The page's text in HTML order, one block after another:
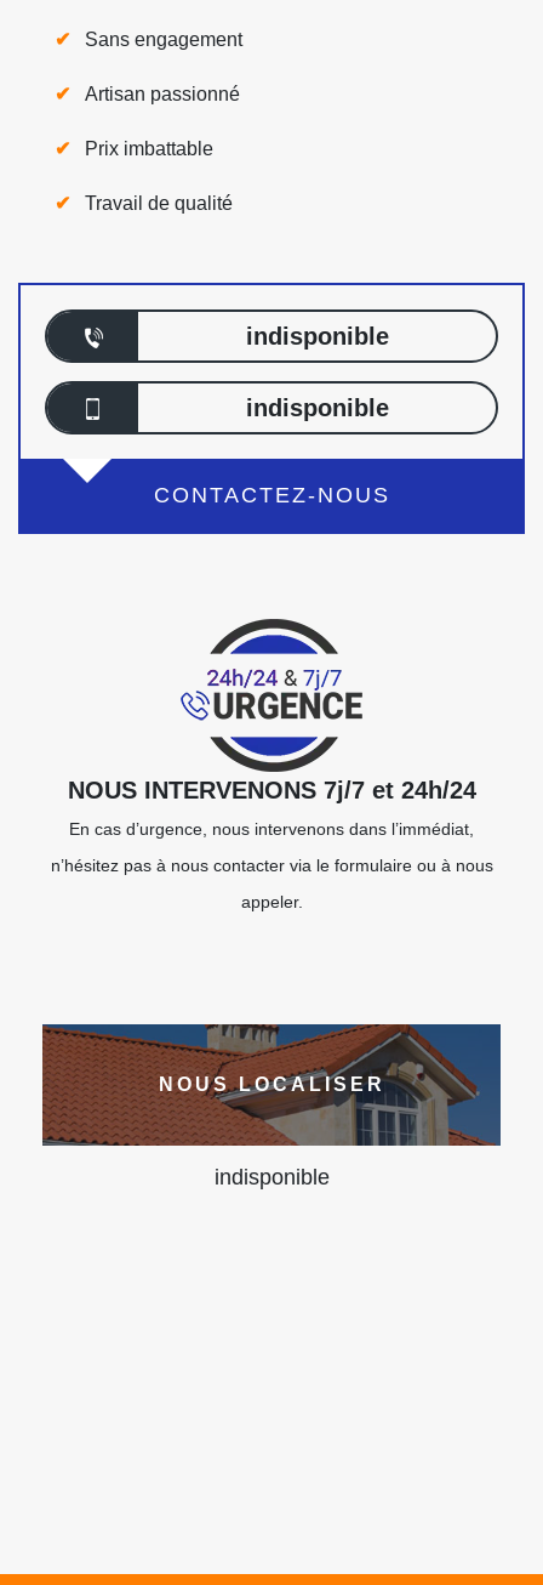
Sans engagement
Artisan passionné
Prix imbattable
Travail de qualité
indisponible
indisponible
CONTACTEZ-NOUS
NOUS INTERVENONS 7j/7 et 24h/24
En cas d’urgence, nous intervenons dans l’immédiat,
n’hésitez pas à nous contacter via le formulaire ou à nous
appeler.
NOUS LOCALISER
indisponible